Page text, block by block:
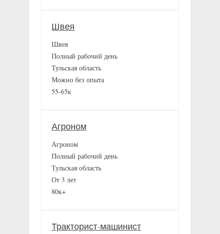
Швея
Швея
Полный рабочий день
Тульская область
Можно без опыта
55-65к
Агроном
Агроном
Полный рабочий день
Тульская область
От 3 лет
80к+
Тракторист-машинист